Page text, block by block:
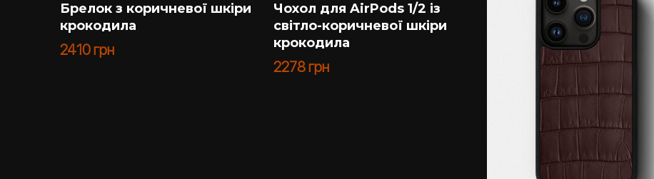
Брелок з коричневої шкіри
крокодила
2410грн
Чохол для AirPods 1/2 із
світло-коричневої шкіри
крокодила
2278грн